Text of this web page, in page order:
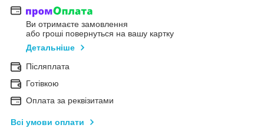
Ви отримаєте замовлення
або гроші повернуться на вашу картку
Детальніше
Післяплата
Готівкою
Оплата за реквізитами
Всі умови оплати